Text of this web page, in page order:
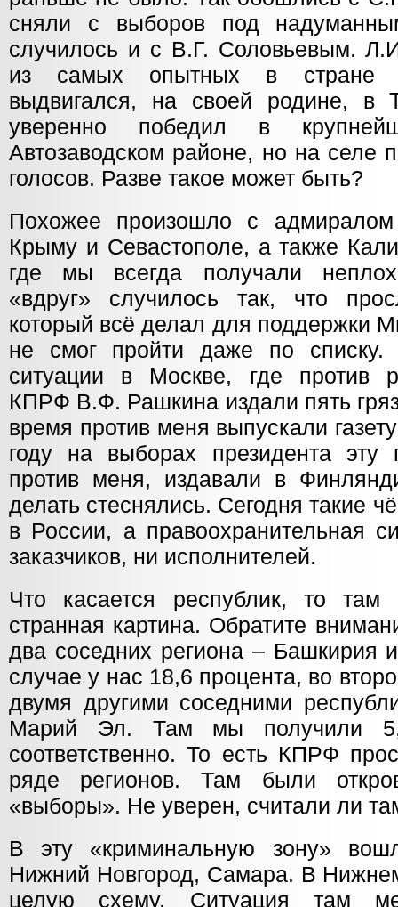
сняли с выборов под
случилось и с В.Г. Соловьевым.
из самых опытных в стране
выдвигался, на своей родине, в
уверенно победил в
Автозаводском районе, но на селе
голосов. Разве такое может быть?
Похожее произошло с
Крыму и Севастополе, а также
где мы всегда получали
«вдруг» случилось так, что
который всё делал для поддержки
не смог пройти даже по
ситуации в Москве, где против
КПРФ В.Ф. Рашкина издали пять
время против меня выпускали
году на выборах президента эту
против меня, издавали в
делать стеснялись. Сегодня такие
в России, а правоохранительная
заказчиков, ни исполнителей.
Что касается республик, то там
странная картина. Обратите
два соседних региона – Башкирия
случае у нас 18,6 процента, во
двумя другими соседними
Марий Эл. Там мы получили
соответственно. То есть КПРФ
ряде регионов. Там были
«выборы». Не уверен, считали ли
В эту «криминальную зону»
Нижний Новгород, Самара. В
целую схему. Ситуация там